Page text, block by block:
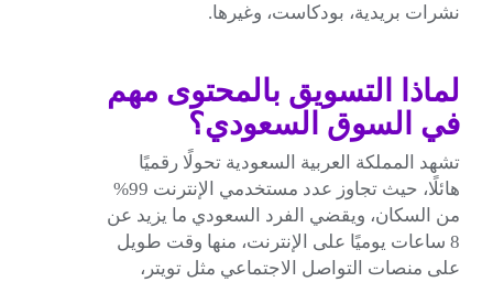
نشرات بريدية، بودكاست، وغيرها.
لماذا التسويق بالمحتوى مهم
في السوق السعودي؟
تشهد المملكة العربية السعودية تحولًا رقميًا
هائلًا، حيث تجاوز عدد مستخدمي الإنترنت 99%
من السكان، ويقضي الفرد السعودي ما يزيد عن
8 ساعات يوميًا على الإنترنت، منها وقت طويل
على منصات التواصل الاجتماعي مثل تويتر،